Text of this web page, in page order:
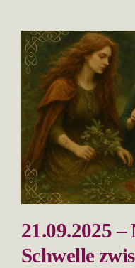
21.09.2025 –
Schwelle